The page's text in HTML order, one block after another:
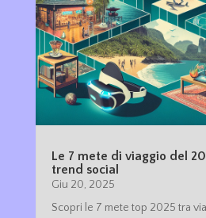
Le 7 mete di viaggio del
trend social
Giu 20, 2025
Scopri le 7 mete top 2025 tra